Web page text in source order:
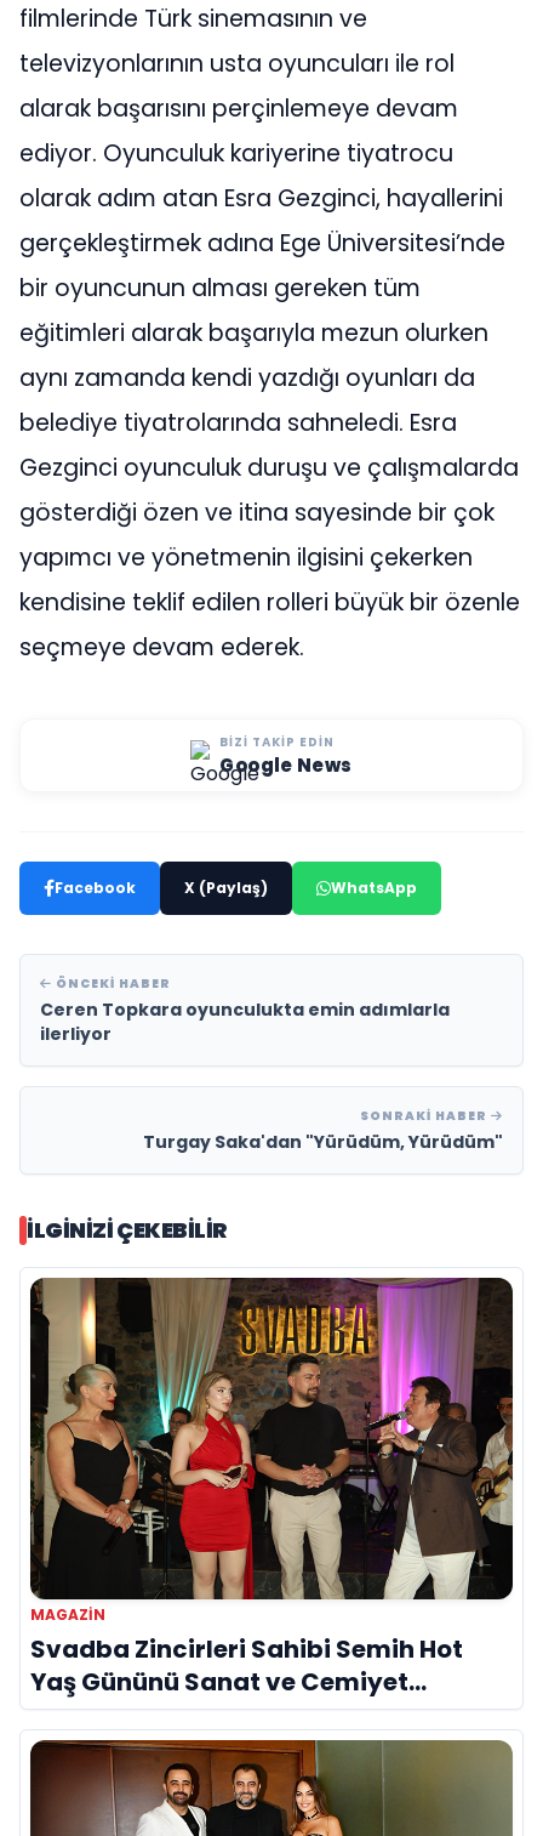
filmlerinde Türk sinemasının ve
televizyonlarının usta oyuncuları ile rol
alarak başarısını perçinlemeye devam
ediyor. Oyunculuk kariyerine tiyatrocu
olarak adım atan Esra Gezginci, hayallerini
gerçekleştirmek adına Ege Üniversitesi’nde
bir oyuncunun alması gereken tüm
eğitimleri alarak başarıyla mezun olurken
aynı zamanda kendi yazdığı oyunları da
belediye tiyatrolarında sahneledi. Esra
Gezginci oyunculuk duruşu ve çalışmalarda
gösterdiği özen ve itina sayesinde bir çok
yapımcı ve yönetmenin ilgisini çekerken
kendisine teklif edilen rolleri büyük bir özenle
seçmeye devam ederek.
BIZI TAKIP EDIN
Google News
Facebook X (Paylaş) WhatsApp
ÖNCEKI HABER
Ceren Topkara oyunculukta emin adımlarla
ilerliyor
SONRAKI HABER
Turgay Saka'dan "Yürüdüm, Yürüdüm"
İLGINIZI ÇEKEBILIR
MAGAZIN
Svadba Zincirleri Sahibi Semih Hot
Yaş Gününü Sanat ve Cemiyet
Dünyasının Ünlü İsimleriyle Kutladı!